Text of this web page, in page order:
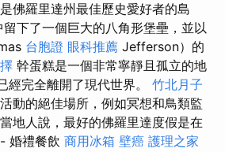
佛羅里達州最佳歷史愛好者的島
留下了一個巨大的八角形堡壘，並以
台胞證 眼科推薦 Jefferson）的
幹蛋糕是一個非常寧靜且孤立的地
經完全離開了現代世界。 竹北月子
動的絕佳場所，例如冥想和鳥類監
地人說，最好的佛羅里達度假是在
婚禮餐飲 商用冰箱 壁癌 護理之家